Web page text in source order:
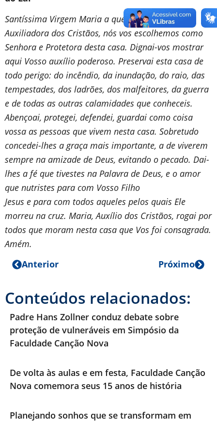
Santíssima Virgem Maria a quem Deus constituiu
Auxiliadora dos Cristãos, nós vos escolhemos como
Senhora e Protetora desta casa. Dignai-vos mostrar
aqui Vosso auxílio poderoso. Preservai esta casa de
todo perigo: do incêndio, da inundação, do raio, das
tempestades, dos ladrões, dos malfeitores, da guerra
e de todas as outras calamidades que conheceis.
Abençoai, protegei, defendei, guardai como coisa
vossa as pessoas que vivem nesta casa. Sobretudo
concedei-lhes a graça mais importante, a de viverem
sempre na amizade de Deus, evitando o pecado. Dai-
lhes a fé que tivestes na Palavra de Deus, e o amor
que nutristes para com Vosso Filho
Jesus e para com todos aqueles pelos quais Ele
morreu na cruz. Maria, Auxílio dos Cristãos, rogai por
todos que moram nesta casa que Vos foi consagrada.
Amém.
Anterior
Próximo
Conteúdos relacionados:
Padre Hans Zollner conduz debate sobre
proteção de vulneráveis em Simpósio da
Faculdade Canção Nova
De volta às aulas e em festa, Faculdade Canção
Nova comemora seus 15 anos de história
Planejando sonhos que se transformam em